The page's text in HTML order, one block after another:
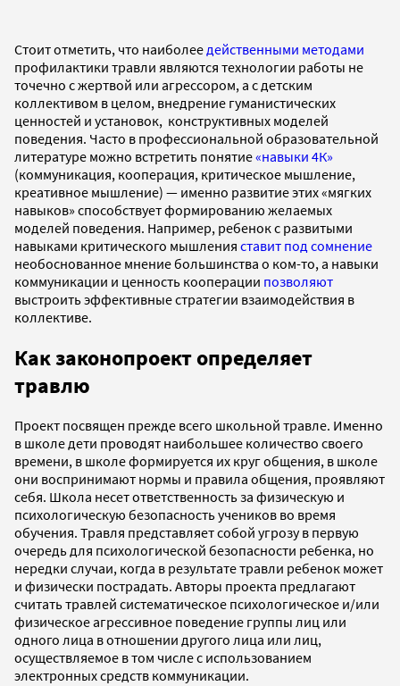
Стоит отметить, что наиболее действенными методами
профилактики травли являются технологии работы не
точечно с жертвой или агрессором, а с детским
коллективом в целом, внедрение гуманистических
ценностей и установок, конструктивных моделей
поведения. Часто в профессиональной образовательной
литературе можно встретить понятие«навыки 4К»
(коммуникация, кооперация, критическое мышление,
креативное мышление) — именно развитие этих «мягких
навыков» способствует формированию желаемых
моделей поведения. Например, ребенок с развитыми
навыками критического мышления ставит под сомнение
необоснованное мнение большинства о ком-то, а навыки
коммуникации и ценность кооперации позволяют
выстроить эффективные стратегии взаимодействия в
коллективе.
Как законопроект определяет
травлю
Проект посвящен прежде всего школьной травле. Именно
в школе дети проводят наибольшее количество своего
времени, в школе формируется их круг общения, в школе
они воспринимают нормы и правила общения, проявляют
себя. Школа несет ответственность за физическую и
психологическую безопасность учеников во время
обучения. Травля представляет собой угрозу в первую
очередь для психологической безопасности ребенка, но
нередки случаи, когда в результате травли ребенок может
и физически пострадать. Авторы проекта предлагают
считать травлей систематическое психологическое и/или
физическое агрессивное поведение группы лиц или
одного лица в отношении другого лица или лиц,
осуществляемое в том числе с использованием
электронных средств коммуникации.